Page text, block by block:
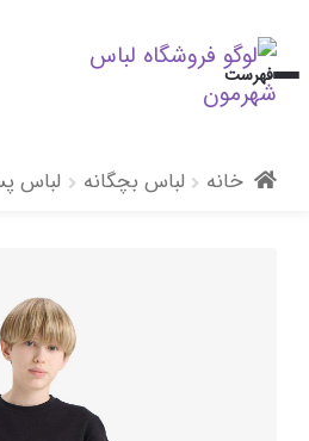
پرش
به
پرش
به
فهرست
خانه لباس بچگانه لباس